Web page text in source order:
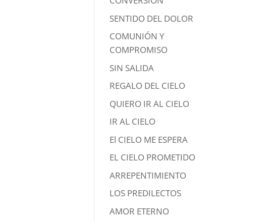
SENTIDO DEL DOLOR
COMUNIÓN Y
COMPROMISO
SIN SALIDA
REGALO DEL CIELO
QUIERO IR AL CIELO
IR AL CIELO
El CIELO ME ESPERA
EL CIELO PROMETIDO
ARREPENTIMIENTO
LOS PREDILECTOS
AMOR ETERNO